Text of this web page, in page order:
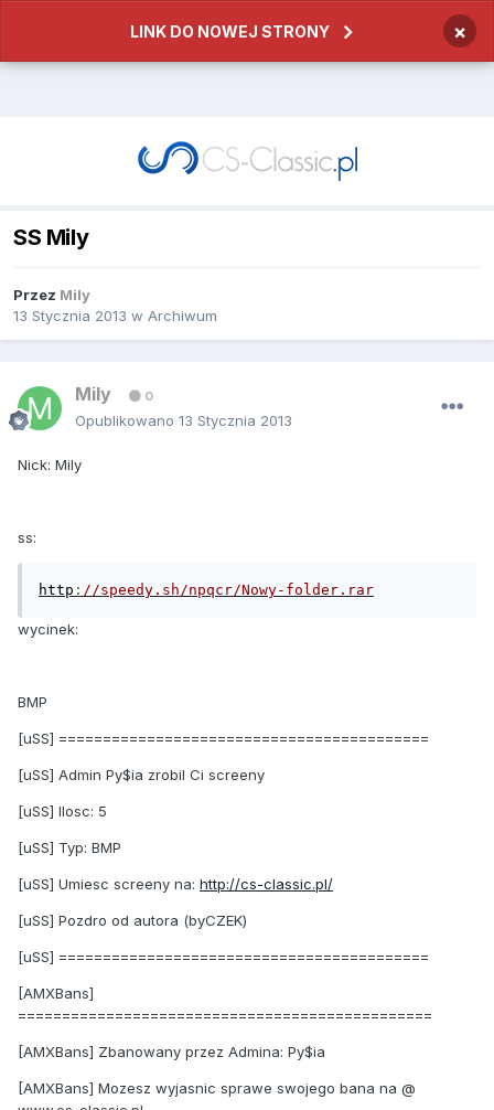
LINK DO NOWEJ STRONY ×
SS Mily
Przez Mily
13 Stycznia 2013 w Archiwum
Mily 0
Opublikowano 13 Stycznia 2013
Nick: Mily
ss:
http : //speedy.sh/npqcr/Nowy-folder.rar
wycinek:
BMP
[uSS] ==========================================
[uSS] Admin Py$ia zrobil Ci screeny
[uSS] Ilosc: 5
[uSS] Typ: BMP
[uSS] Umiesc screeny na: http://cs-classic.pl/
[uSS] Pozdro od autora (byCZEK)
[uSS] ==========================================
[AMXBans]
===============================================
[AMXBans] Zbanowany przez Admina: Py$ia
[AMXBans] Mozesz wyjasnic sprawe swojego bana na @